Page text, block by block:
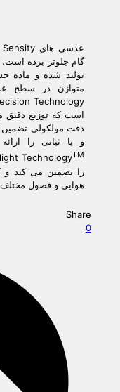
تولید شده و ماده
است که توزیع
دقت مولکولی تضمین
و با ثباتی را
TechnologyTM
را تضمین می کند
هوایی و فصول مختلف
Share
0